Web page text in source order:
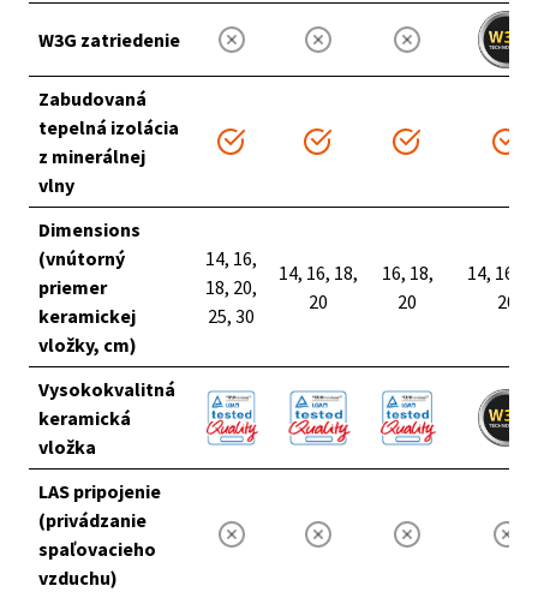
W3G zatriedenie
Zabudovaná
tepelná izolácia
z minerálnej
vlny
Dimensions
(vnútorný
priemer
keramickej
vložky, cm)
14, 16,
18, 20,
25, 30
14, 16, 18,
20
16, 18,
20
14, 16,
20
Vysokokvalitná
keramická
vložka
LAS pripojenie
(privádzanie
spaľovacieho
vzduchu)